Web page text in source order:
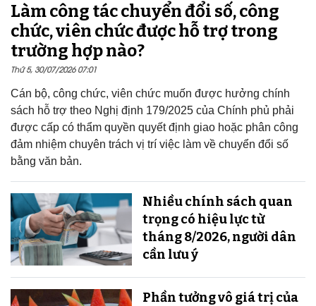
Làm công tác chuyển đổi số, công
chức, viên chức được hỗ trợ trong
trường hợp nào?
Thứ 5, 30/07/2026 07:01
Cán bộ, công chức, viên chức muốn được hưởng chính
sách hỗ trợ theo Nghị định 179/2025 của Chính phủ phải
được cấp có thẩm quyền quyết định giao hoặc phân công
đảm nhiệm chuyên trách vị trí việc làm về chuyển đổi số
bằng văn bản.
Nhiều chính sách quan
trọng có hiệu lực từ
tháng 8/2026, người dân
cần lưu ý
Phần tưởng vô giá trị của